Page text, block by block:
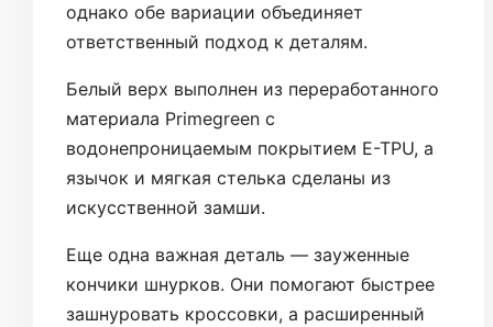
однако обе вариации объединяет
ответственный подход к деталям.
Белый верх выполнен из переработанного
материала Primegreen с
водонепроницаемым покрытием E-TPU, а
язычок и мягкая стелька сделаны из
искусственной замши.
Еще одна важная деталь — зауженные
кончики шнурков. Они помогают быстрее
зашнуровать кроссовки, а расширенный